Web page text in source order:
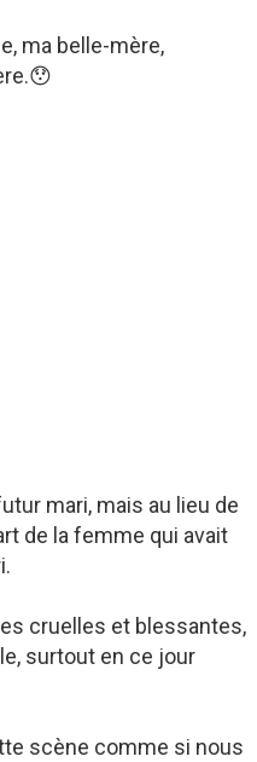
ma belle-mère,
mari, mais au lieu de
de la femme qui avait
cruelles et blessantes,
surtout en ce jour
scène comme si nous